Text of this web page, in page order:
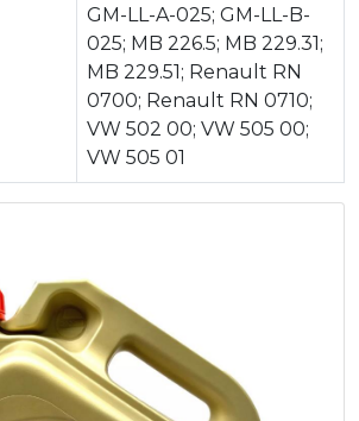
GM-LL-A-025; GM-LL-B-
025; MB 226.5; MB 229.31;
MB 229.51; Renault RN
0700; Renault RN 0710;
VW 502 00; VW 505 00;
VW 505 01